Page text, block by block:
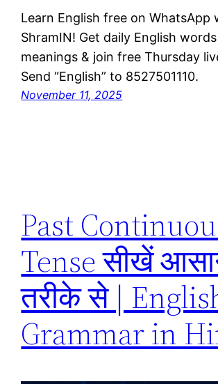
Learn English free on WhatsApp
ShramIN! Get daily English
meanings & join free Thursday
Send “English” to 8527501110.
November 11, 2025
Past
Tense सीखें
तरीके से |
Grammar in